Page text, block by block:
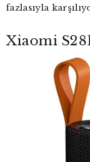
fazlasıyla
Xiaomi